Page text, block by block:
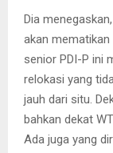
Dia
akan
senior PDI-P ini
relokasi yang
jauh dari situ.
bahkan dekat
Ada juga yang